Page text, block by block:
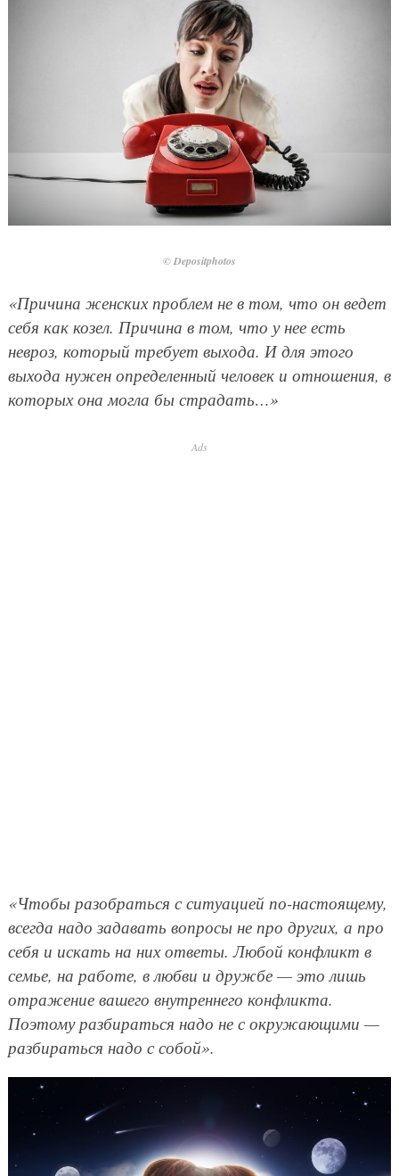
© Depositphotos
«Причина женских проблем не в том, что он ведет
себя как козел. Причина в том, что у нее есть
невроз, который требует выхода. И для этого
выхода нужен определенный человек и отношения, в
которых она могла бы страдать…»
Ads
«Чтобы разобраться с ситуацией по-настоящему,
всегда надо задавать вопросы не про других, а про
себя и искать на них ответы. Любой конфликт в
семье, на работе, в любви и дружбе — это лишь
отражение вашего внутреннего конфликта.
Поэтому разбираться надо не с окружающими —
разбираться надо с собой».